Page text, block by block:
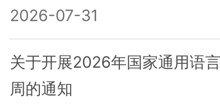
2026-07-31
关于开展2026年国家通用语
周的通知